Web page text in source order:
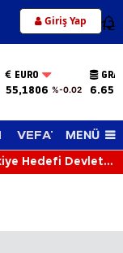
Giriş Yap 12
EURO
55,1806 %-0.02
VEFAT EDENLER
MENÜ
Hedefi Devlet